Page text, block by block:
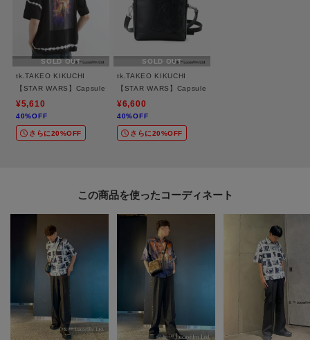
（エピソード1）』の映画ビジュアルをプリント。後身頃・袖・衿は銀河をモ
チーフにしたアートを使用しています。
【推奨サイズ】
02サイズ（M）：165～175cm
03サイズ（L）：170～180cm
※標準体型を基にした目安になります。
とストリートの自由な発想を取り入れ、日本独自のミックススタイルを提案
【気になる商品はお気に入り登録をおススメ】
▼商品のお気に入り登録
完売しているカラーの再入荷通知や、ラスト1点、セールの通知をお知らせい
たします。
▼ブランドのお気に入り登録
新商品や再入荷など、いち早くブランドの情報を受け取ることができます。
SOLD OUT
tk.TAKEO KIKUCHI
【STAR WARS】Capsule Collection タイダイTシャツ
¥5,610
40%OFF
さらに20%OFF
SOLD OUT
tk.TAKEO KIKUCHI
【STAR WARS】Capsule Collection アオリミニショル
¥6,600
40%OFF
さらに20%OFF
この商品を使った